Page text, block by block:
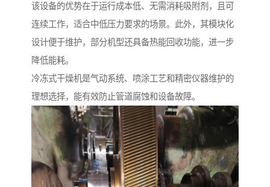
该设备的优势在于运行成本低、无需消耗吸附剂，且可
连续工作，适合中低压力要求的场景。此外，其模块化
设计便于维护，部分机型还具备热能回收功能，进一步
降低能耗。
冷冻式干燥机是气动系统、喷涂工艺和精密仪器维护的
理想选择，能有效防止管道腐蚀和设备故障。